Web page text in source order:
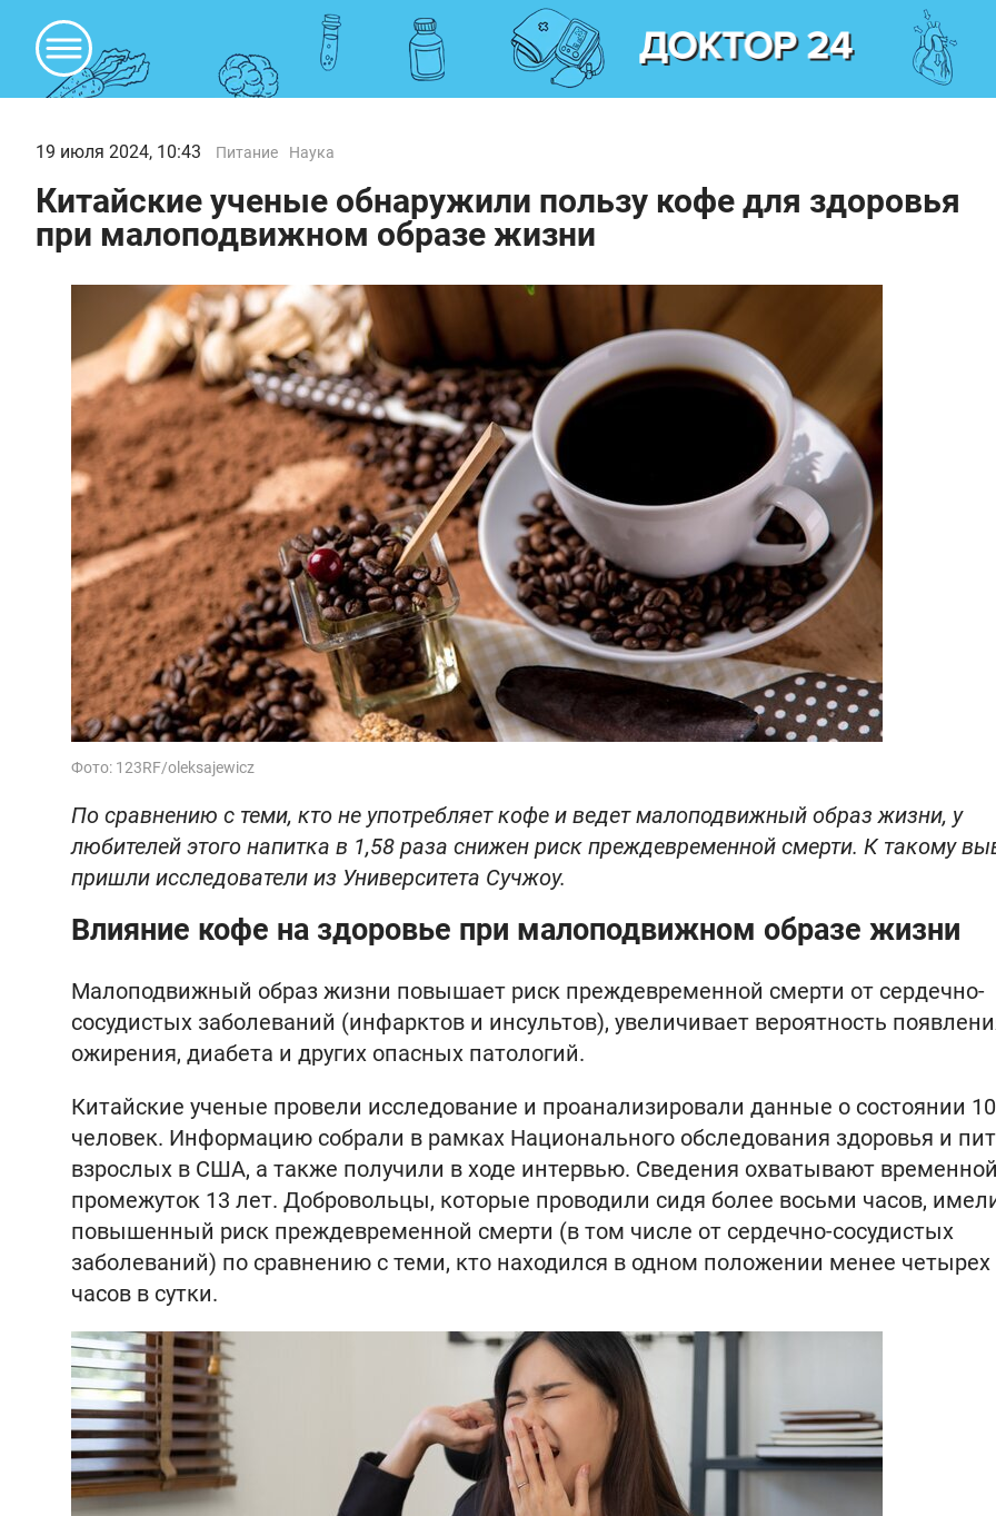
19 июля 2024, 10:43 Питание Наука
Китайские ученые обнаружили пользу кофе для здоровья
при малоподвижном образе жизни
Фото: 123RF/oleksajewicz
По сравнению с теми, кто не употребляет кофе и ведет малоподвижный образ жизни, у
любителей этого напитка в 1,58 раза снижен риск преждевременной смерти. К такому
пришли исследователи из Университета Сучжоу.
Влияние кофе на здоровье при малоподвижном образе жизни
Малоподвижный образ жизни повышает риск преждевременной смерти от сердечно-
сосудистых заболеваний (инфарктов и инсультов), увеличивает вероятность
ожирения, диабета и других опасных патологий.
Китайские ученые провели исследование и проанализировали данные о состоянии
человек. Информацию собрали в рамках Национального обследования здоровья и
взрослых в США, а также получили в ходе интервью. Сведения охватывают временной
промежуток 13 лет. Добровольцы, которые проводили сидя более восьми часов,
повышенный риск преждевременной смерти (в том числе от сердечно-сосудистых
заболеваний) по сравнению с теми, кто находился в одном положении менее четырех
часов в сутки.